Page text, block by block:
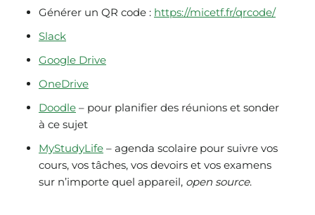
Générer un QR code : https://micetf.fr/qrcode/
Slack
Google Drive
OneDrive
Doodle – pour planifier des réunions et sonder
à ce sujet
MyStudyLife – agenda scolaire pour suivre vos
cours, vos tâches, vos devoirs et vos examens
sur n’importe quel appareil, open source.